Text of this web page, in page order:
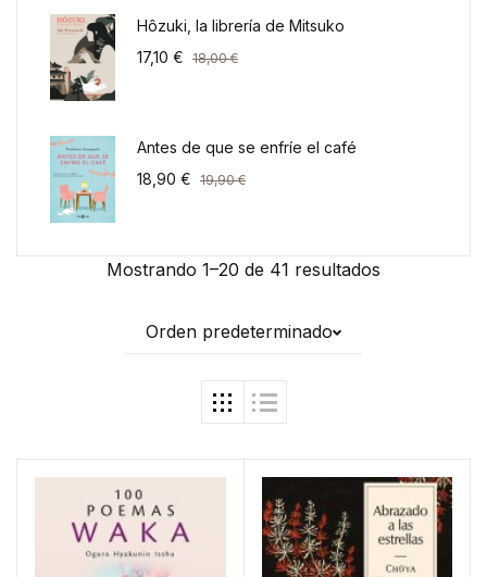
Mostrando 1–20 de 41 resultados
Orden predeterminado
Hôzuki, la librería de Mitsuko
17,10 € 18,00€
Antes de que se enfríe el café
18,90 € 19,90€